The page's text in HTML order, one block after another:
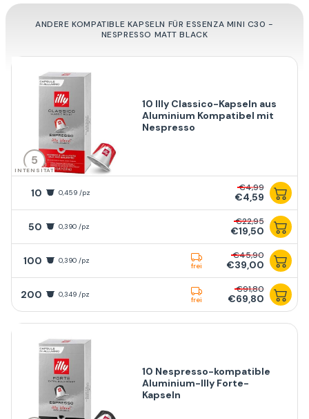
ANDERE KOMPATIBLE KAPSELN FÜR ESSENZA MINI C30 -
NESPRESSO MATT BLACK
5
INTENSITÄT
10 Illy Classico-Kapseln aus
Aluminium Kompatibel mit
Nespresso
10 0,459 /pz €4,99
€4,59
50 0,390 /pz €22,95
€19,50
100 0,390 /pz
frei
€45,90
€39,00
200 0,349 /pz
frei
€91,80
€69,80
10 Nespresso-kompatible
Aluminium-Illy Forte-
Kapseln